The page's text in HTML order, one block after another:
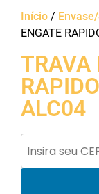
Início /
ENGATE
TRAVA
ALC04